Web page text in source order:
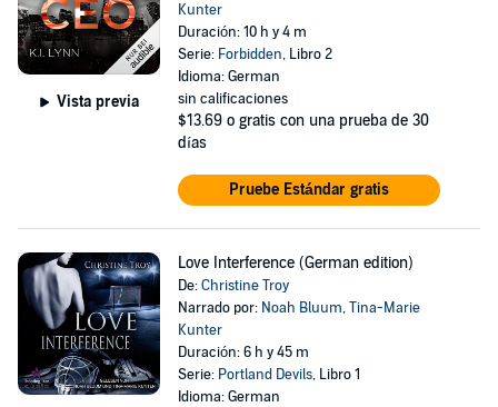
Vista previa
Kunter
Duración: 10 h y 4 m
Serie: Forbidden, Libro 2
Idioma: German
sin calificaciones
$13.69 o gratis con una prueba de 30
días
Pruebe Estándar gratis
Love Interference (German edition)
De:Christine Troy
Narrado por: Noah Bluum,Tina-Marie
Kunter
Duración: 6 h y 45 m
Serie: Portland Devils, Libro 1
Idioma: German